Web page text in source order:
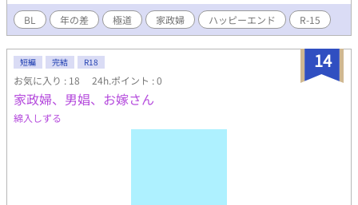
BL 年の差 極道 家政婦 ハッピーエンド R-15
14
短編 完結 R18
お気に入り : 18 24h.ポイント : 0
家政婦、男娼、お嫁さん
綿入しずる